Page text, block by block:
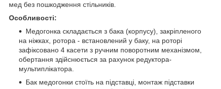
мед без пошкодження стільників.
Особливості:
Медогонка складається з бака (корпусу), закріпленого
на ніжках, ротора - встановлений у баку, на роторі
зафіксовано 4 касети з ручним поворотним механізмом,
обертання здійснюється за рахунок редуктора-
мультиплікатора.
Бак медогонки стоїть на підставці, монтаж підставки